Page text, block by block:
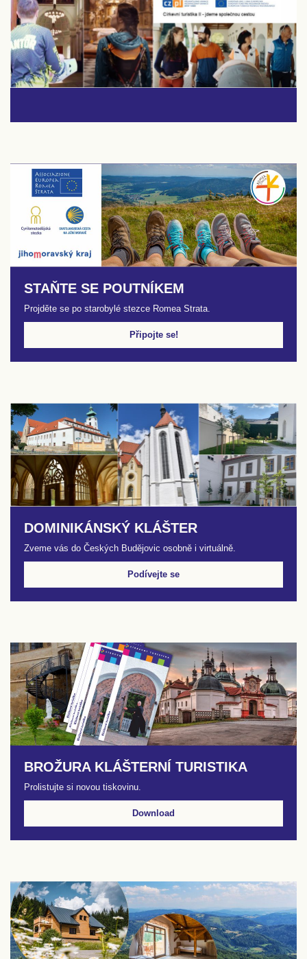
STAŇTE SE POUTNÍKEM
Projděte se po starobylé stezce Romea Strata.
Připojte se!
DOMINIKÁNSKÝ KLÁŠTER
Zveme vás do Českých Budějovic osobně i virtuálně.
Podívejte se
BROŽURA KLÁŠTERNÍ TURISTIKA
Prolistujte si novou tiskovinu.
Download